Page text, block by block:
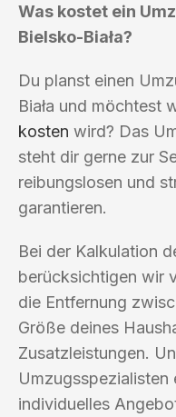
Was kostet ein
Bielsko-Biała?
Du planst einen
Biała und möchtest
kosten wird? Das
steht dir gerne zur
reibungslosen und
garantieren.
Bei der Kalkulation
berücksichtigen wir
die Entfernung
Größe deines
Zusatzleistungen.
Umzugsspezialisten
individuelles